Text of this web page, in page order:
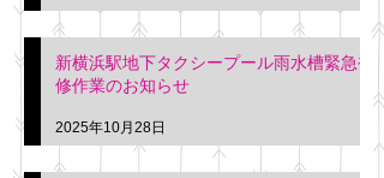
新横浜駅地下タクシープール雨水槽緊急補
修作業のお知らせ
2025年10月28日